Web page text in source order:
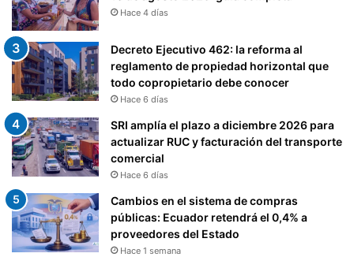
Hace 4 días
Decreto Ejecutivo 462: la reforma al
reglamento de propiedad horizontal que
todo copropietario debe conocer
Hace 6 días
SRI amplía el plazo a diciembre 2026 para
actualizar RUC y facturación del transporte
comercial
Hace 6 días
Cambios en el sistema de compras
públicas: Ecuador retendrá el 0,4% a
proveedores del Estado
Hace 1 semana